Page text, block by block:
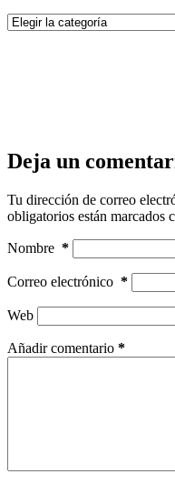
Categorías
Deja un
Tu dirección de correo
obligatorios están marcados
Nombre *
Correo electrónico *
Web
Añadir comentario *